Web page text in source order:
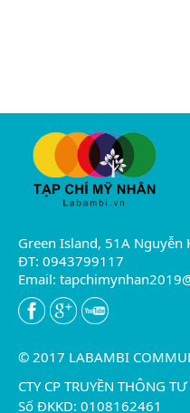
Green Island, 51A Nguyễn
ĐT: 0943799117
Email:
© 2017 LABAMBI
CTY CP TRUYỀN THÔNG
Số ĐKKD: 0108162461